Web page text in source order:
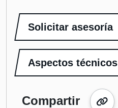
Solicitar asesoría
Aspectos técnicos
Compartir